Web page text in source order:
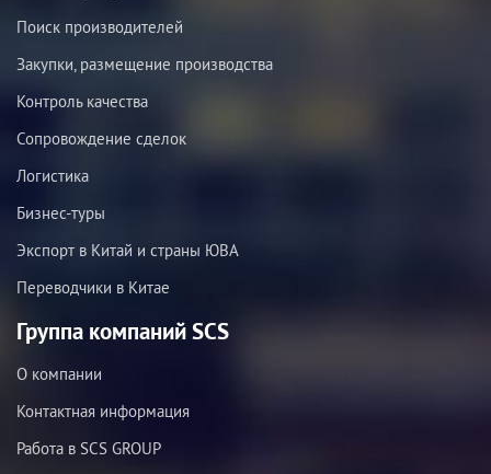
Поиск производителей
Закупки, размещение производства
Контроль качества
Сопровождение сделок
Логистика
Бизнес-туры
Экспорт в Китай и страны ЮВА
Переводчики в Китае
Группа компаний SCS
О компании
Контактная информация
Работа в SCS GROUP